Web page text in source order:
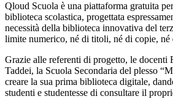
Qloud Scuola è una piattaforma gratuita
biblioteca scolastica, progettata
necessità della biblioteca innovativa del
limite numerico, né di titoli, né di copie, né
Grazie alle referenti di progetto, le docenti
Taddei, la Scuola Secondaria del plesso
creare la sua prima biblioteca digitale,
studenti e studentesse di consultare il